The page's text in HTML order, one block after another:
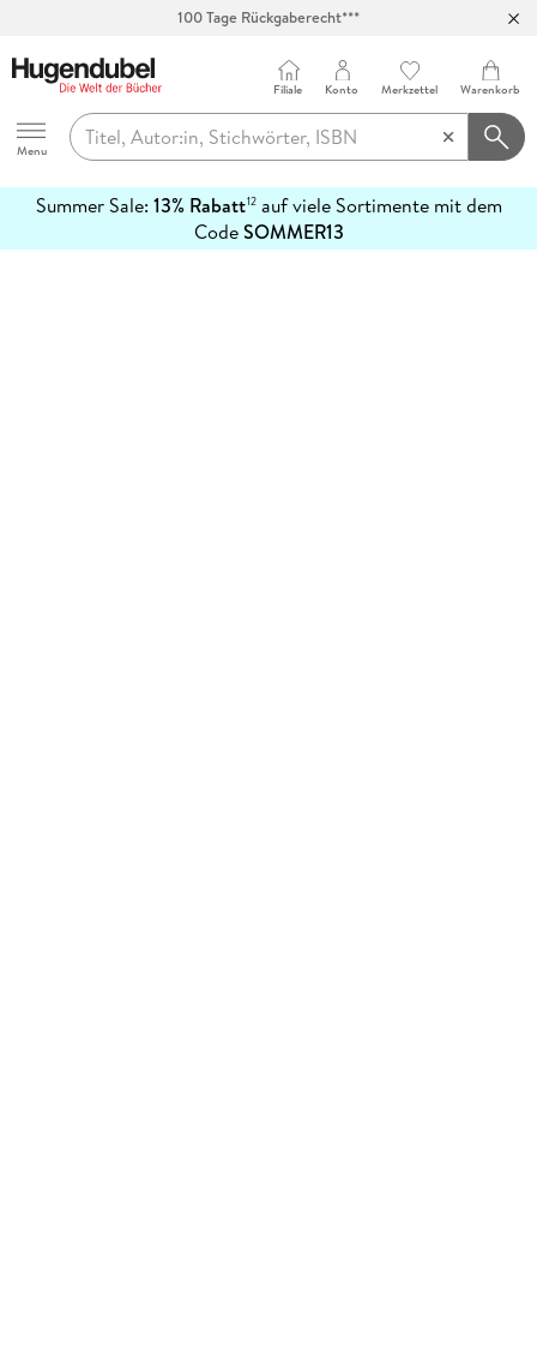
100 Tage Rückgaberecht***
Hugendubel
Menu
Filiale Konto Merkzettel Warenkorb
Summer Sale: 13% Rabatt12auf viele Sortimente mit dem
CodeSOMMER13
erfahren